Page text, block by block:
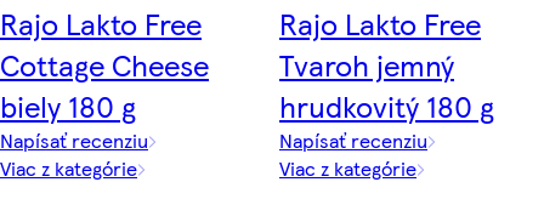
Rajo Lakto Free
Cottage Cheese
biely 180 g
Napísať recenziu
Viac z kategórie
Rajo Lakto Free
Tvaroh jemný
hrudkovitý 180 g
Napísať recenziu
Viac z kategórie